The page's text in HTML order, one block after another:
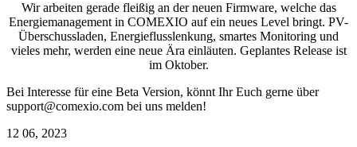
Wir arbeiten gerade fleißig an der neuen Firmware, welche das
Energiemanagement in COMEXIO auf ein neues Level bringt. PV-
Überschussladen, Energieflusslenkung, smartes Monitoring und
vieles mehr, werden eine neue Ära einläuten. Geplantes Release ist
im Oktober.
Bei Interesse für eine Beta Version, könnt Ihr Euch gerne über
support@comexio.com bei uns melden!
12 06, 2023